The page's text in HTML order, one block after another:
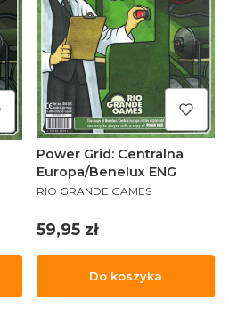
Power Grid: Centralna
Europa/Benelux ENG
PRODUCENT
RIO GRANDE GAMES
Cena
59,95 zł
Do koszyka